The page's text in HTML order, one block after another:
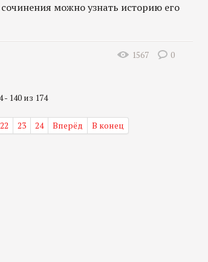
можно узнать историю его
1567 0
140 из 174
22 23 24 Вперёд В конец